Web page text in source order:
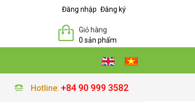
Đăng nhập Đăng ký
Giỏ hàng
0 sản phẩm
Hotline: +84 90 999 3582